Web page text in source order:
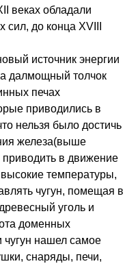
веках обладали
до конца XVIII
источник энергии
далмощный толчок
печах
приводились в
нельзя было достичь
железа(выше
приводить в движение
температуры,
чугун, помещая в
уголь и
доменных
чугун нашел самое
снаряды, печи,